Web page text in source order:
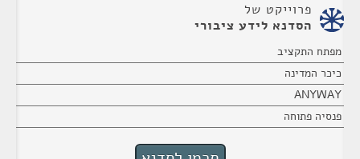
פרוייקט של
הסדנא לידע ציבורי
מפתח התקציב
כיכר המדינה
ANYWAY
פנסיה פתוחה